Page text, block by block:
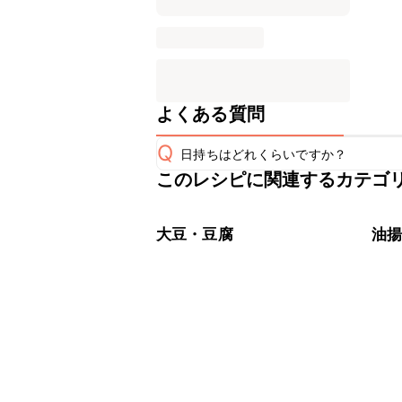
よくある質問
Q 日持ちはどれくらいですか？
保存期間は冷蔵で翌日中が目安です
※日持ちは目安です。
このレシピに関連するカテゴ
大豆・豆腐 油